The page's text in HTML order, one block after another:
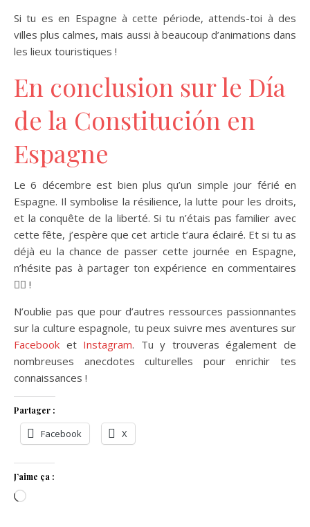
Si tu es en Espagne à cette période, attends-toi à des
villes plus calmes, mais aussi à beaucoup d’animations dans
les lieux touristiques !
En conclusion sur le Día
de la Constitución en
Espagne
Le 6 décembre est bien plus qu’un simple jour férié en
Espagne. Il symbolise la résilience, la lutte pour les droits,
et la conquête de la liberté. Si tu n’étais pas familier avec
cette fête, j’espère que cet article t’aura éclairé. Et si tu as
déjà eu la chance de passer cette journée en Espagne,
n’hésite pas à partager ton expérience en commentaires
👇🏻 !
N’oublie pas que pour d’autres ressources passionnantes
sur la culture espagnole, tu peux suivre mes aventures sur
Facebook et Instagram. Tu y trouveras également de
nombreuses anecdotes culturelles pour enrichir tes
connaissances !
Partager :
Facebook X
J’aime ça :
Chargement…